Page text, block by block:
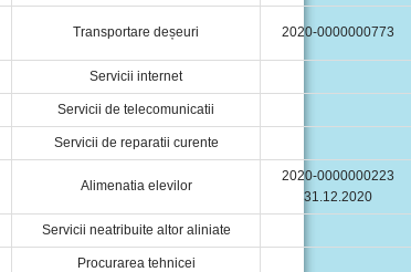
Transportare deșeuri 2020-0000000773
Servicii internet
Servicii de telecomunicatii
Servicii de reparatii curente
Alimenatia elevilor
2020-0000000223
31.12.2020
Servicii neatribuite altor aliniate
Procurarea tehnicei